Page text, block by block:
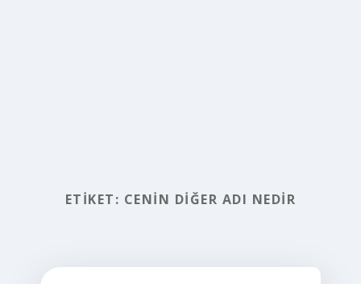
ETIKET: CENIN DIĞER ADI NEDIR